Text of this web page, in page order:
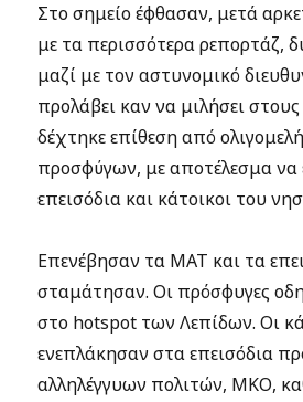
Στο σημείο έφθασαν, μετά
με τα περισσότερα ρεπορτάζ,
μαζί με τον αστυνομικό
προλάβει καν να μιλήσει
δέχτηκε επίθεση από
προσφύγων, με αποτέλεσμα
επεισόδια και κάτοικοι του
Επενέβησαν τα ΜΑΤ και τα
σταμάτησαν. Οι πρόσφυγες
στο hotspot των Λεπίδων. Οι
ενεπλάκησαν στα επεισόδια
αλληλέγγυων πολιτών, ΜΚΟ,